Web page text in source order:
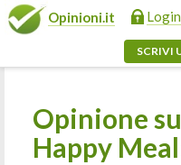
Opinioni.it Login
SCRIVI
Opinione
Happy